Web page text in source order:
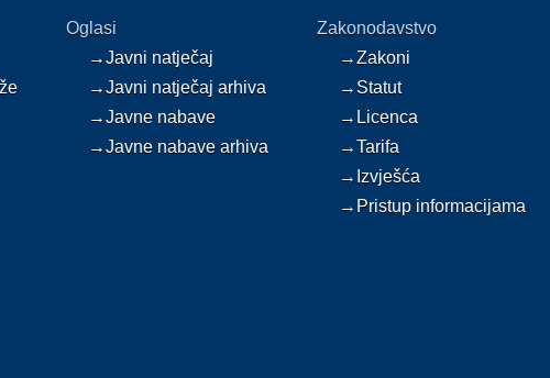
Oglasi
→Javni natječaj
→Javni natječaj arhiva
→Javne nabave
→Javne nabave arhiva
Zakonodavstvo
→Zakoni
→Statut
→Licenca
→Tarifa
→Izvješća
→Pristup informacijama